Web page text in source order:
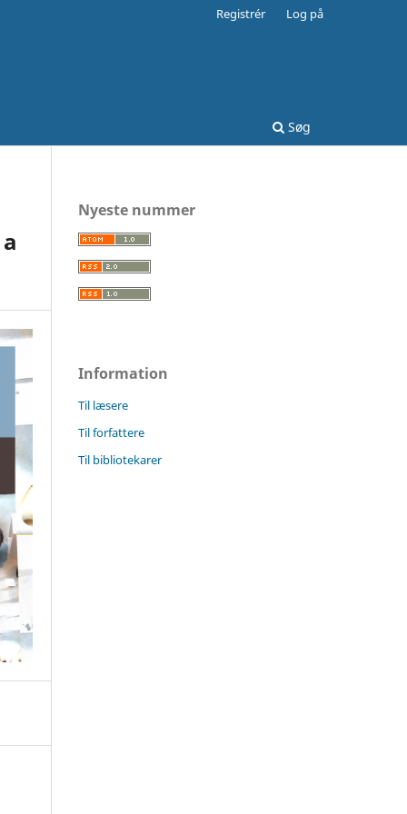
Søg
Registrér Log på
Nyeste nummer
Information
Til læsere
Til forfattere
Til bibliotekarer